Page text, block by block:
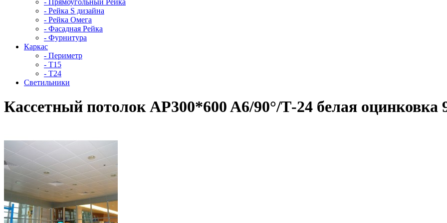
- Рейка S дизайна
- Рейка Омега
- Фасадная Рейка
- Фурнитура
Каркас
- Периметр
- Т15
- Т24
Светильники
Кассетный потолок AP300*600 A6/90°/Т-24 белая оцинковка